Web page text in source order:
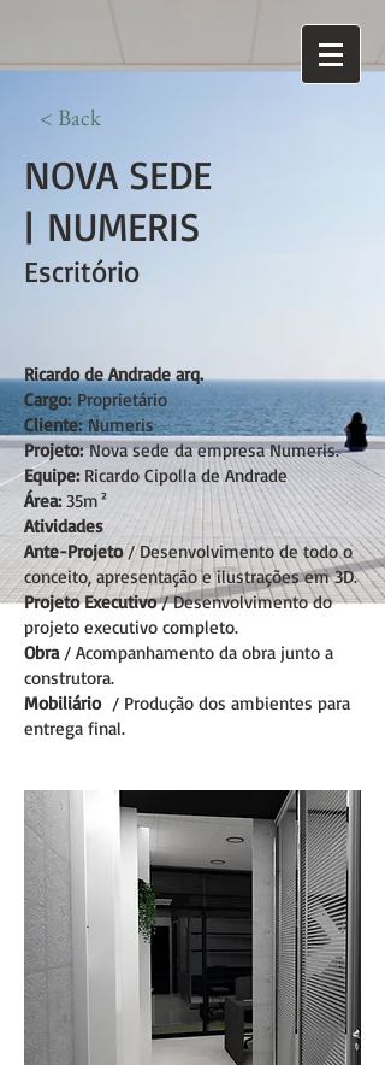
< Back
NOVA SEDE
| NUMERIS
Escritório
Ricardo de Andrade arq.
Cargo: Proprietário
Cliente:Numeris
Projeto:Nova sede da empresa Numeris.
Equipe:Ricardo Cipolla de Andrade
Área:35m²
Atividades
Ante-Projeto/ Desenvolvimento de todo o
conceito, apresentação e ilustrações em 3D.
Projeto Executivo/ Desenvolvimento do
projeto executivo completo.
Obra/ Acompanhamento da obra junto a
construtora.
Mobiliário/ Produção dos ambientes para
entrega final.